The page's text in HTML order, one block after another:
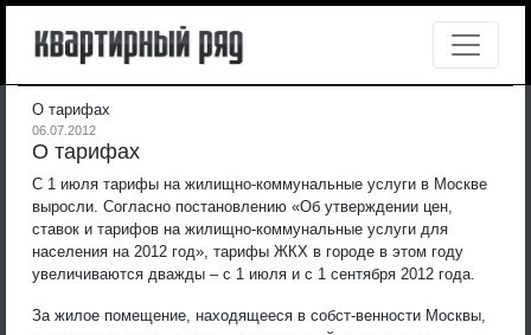
О тарифах
06.07.2012
О тарифах
C 1 июля тарифы на жилищно-коммунальные услуги в Москве
выросли. Согласно постановлению «Об утверждении цен,
ставок и тарифов на жилищно-коммунальные услуги для
населения на 2012 год», тарифы ЖКХ в городе в этом году
увеличиваются дважды – с 1 июля и с 1 сентября 2012 года.
За жилое помещение, находящееся в собст-венности Москвы,